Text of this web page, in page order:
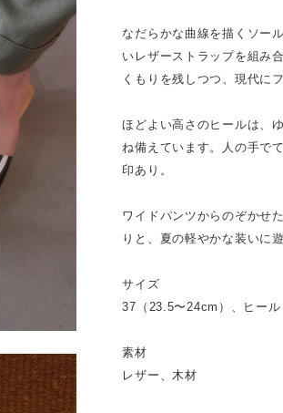
なだらかな曲線を描くソー
いレザーストラップを組み
くもりを残しつつ、現代に
ほどよい高さのヒールは、
ね備えています。人の手で
印あり。
ワイドパンツからのぞかせ
りと、夏の軽やかな装いに
サイズ
37（23.5〜24cm）、ヒー
素材
レザー、木材